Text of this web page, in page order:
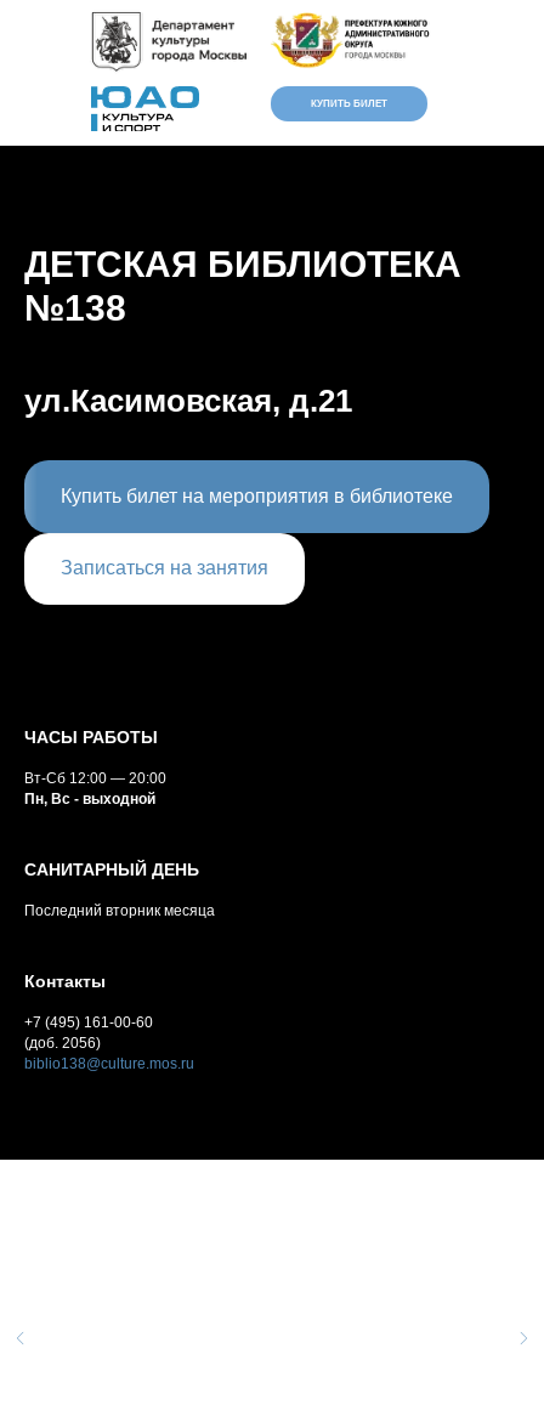
Версия для
слабовидящих
КУПИТЬ БИЛЕТ
ДЕТСКАЯ БИБЛИОТЕКА
№138
ул.Касимовская, д.21
Купить билет на мероприятия в библиотеке
Записаться на занятия
ЧАСЫ РАБОТЫ
Вт-Сб 12:00 — 20:00
Пн, Вс - выходной
САНИТАРНЫЙ ДЕНЬ
Последний вторник месяца
Контакты
+7 (495) 161-00-60
(доб. 2056)
biblio138@culture.mos.ru